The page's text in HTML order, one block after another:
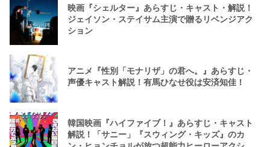
映画『シェルター』あらすじ・キャスト・解説！
ジェイソン・ステイサム主演で贈るリベンジアク
ション
アニメ『性別「モナリザ」の君へ。』あらすじ・
声優キャスト解説！有馬ひなせ役は安済知佳！
韓国映画『ハイファイブ！』あらすじ・キャスト
解説！「サニー」『スウィング・キッズ』のカ